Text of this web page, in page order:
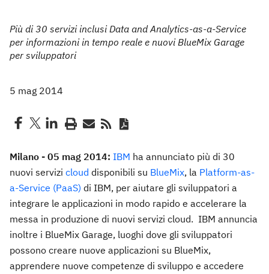
Più di 30 servizi inclusi Data and Analytics-as-a-Service
per informazioni in tempo reale e nuovi BlueMix Garage
per sviluppatori
5 mag 2014
Milano - 05 mag 2014: IBM ha annunciato più di 30
nuovi servizi cloud disponibili su BlueMix, la Platform-as-
a-Service (PaaS) di IBM, per aiutare gli sviluppatori a
integrare le applicazioni in modo rapido e accelerare la
messa in produzione di nuovi servizi cloud. IBM annuncia
inoltre i BlueMix Garage, luoghi dove gli sviluppatori
possono creare nuove applicazioni su BlueMix,
apprendere nuove competenze di sviluppo e accedere